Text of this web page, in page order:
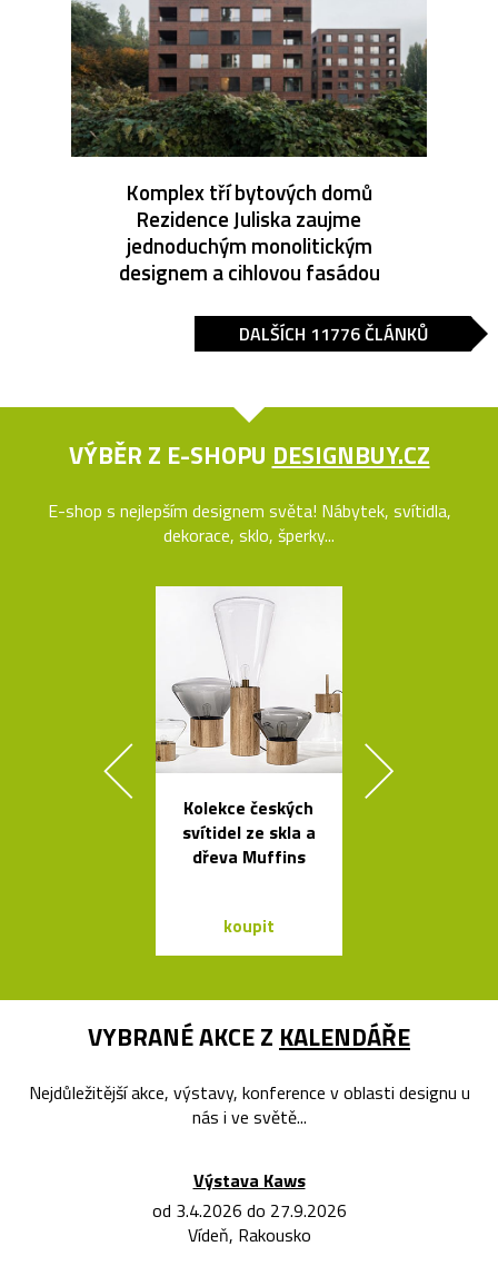
Komplex tří bytových domů
Rezidence Juliska zaujme
jednoduchým monolitickým
designem a cihlovou fasádou
DALŠÍCH 11776 ČLÁNKŮ
VÝBĚR Z E-SHOPU DESIGNBUY.CZ
E-shop s nejlepším designem světa! Nábytek, svítidla,
dekorace, sklo, šperky...
Kolekce českých
svítidel ze skla a
dřeva Muffins
koupit
VYBRANÉ AKCE Z KALENDÁŘE
Nejdůležitější akce, výstavy, konference v oblasti designu u
nás i ve světě...
Výstava Kaws
od 3.4.2026 do 27.9.2026
Vídeň, Rakousko